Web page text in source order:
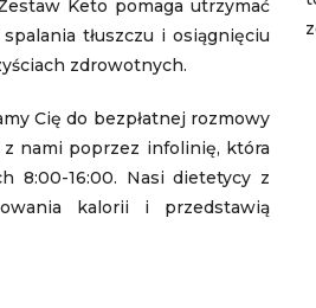
Keto pomaga utrzymać
tłuszczu i osiągnięciu
zdrowotnych.
Cię do bezpłatnej rozmowy
nami poprzez infolinię, która
8:00-16:00. Nasi dietetycy z
kalorii i przedstawią